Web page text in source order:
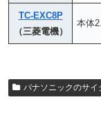
TC-EXC8P
（三菱電機）
本体
パナソニックのサ